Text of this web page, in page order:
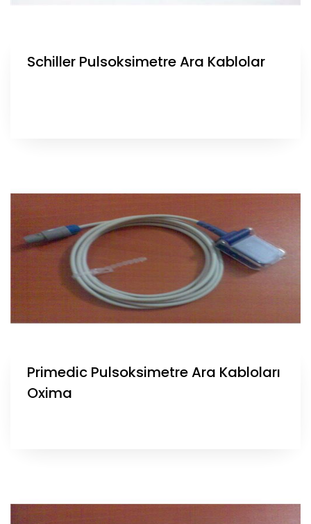
Schiller Pulsoksimetre Ara Kablolar
Primedic Pulsoksimetre Ara Kabloları
Oxima